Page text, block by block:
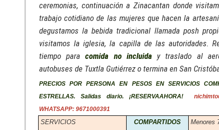
ceremonias, continuación a Zinacantan donde
trabajo cotidiano de las mujeres que hacen la
degustamos la bebida tradicional llamada posh
visitamos la iglesia, la capilla de las autoridades.
tiempo paracomida no incluiday traslado al
autobuses de Tuxtla Gutiérrez o termina en San
PRECIOS POR PERSONA EN PESOS EN SERVICIOS
ESTRELLAS. Salidas diario. ¡RESERVAAHORA!
WHATSAPP: 9671000391
SERVICIOS COMPARTIDOS Menores